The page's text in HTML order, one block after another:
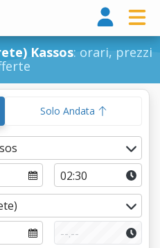
Kassos: orari, prezzi
Solo Andata